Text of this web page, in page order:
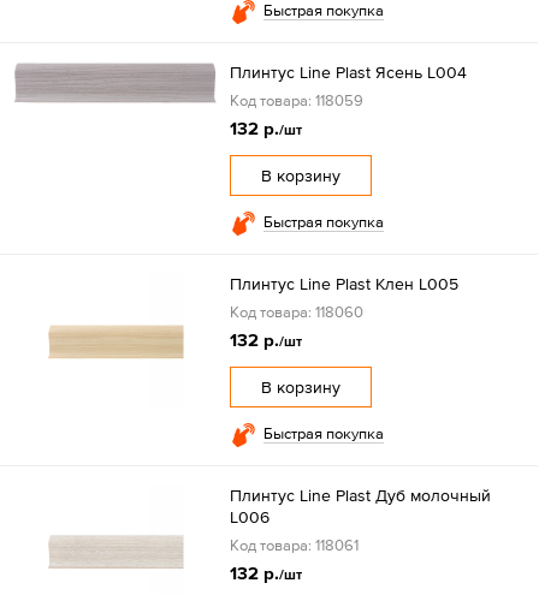
Быстрая покупка
Плинтус Line Plast Ясень L004
Код товара: 118059
132 р./шт
В корзину
Быстрая покупка
Плинтус Line Plast Клен L005
Код товара: 118060
132 р./шт
В корзину
Быстрая покупка
Плинтус Line Plast Дуб молочный
L006
Код товара: 118061
132 р./шт